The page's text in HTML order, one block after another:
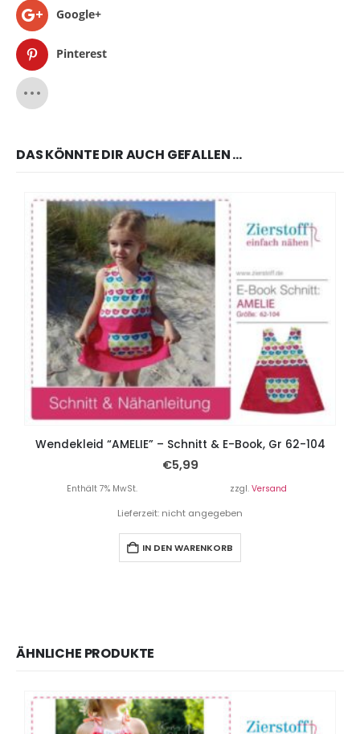
Google+
Pinterest
DAS KÖNNTE DIR AUCH GEFALLEN …
Wendekleid “AMELIE” – Schnitt & E-Book, Gr 62-104
€5,99
Enthält 7% MwSt. zzgl. Versand
Lieferzeit: nicht angegeben
IN DEN WARENKORB
ÄHNLICHE PRODUKTE